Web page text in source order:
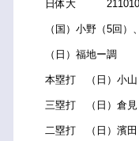
日体大
（国）小野（5回
（日）福地ー調
本塁打 （日）小山
三塁打 （日）倉見
二塁打 （日）濱田